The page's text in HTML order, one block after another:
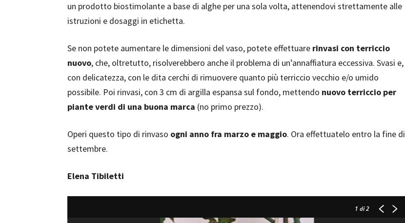
un prodotto biostimolante a base di alghe per una sola volta, attenendovi strettamente alle
istruzioni e dosaggi in etichetta.
Se non potete aumentare le dimensioni del vaso, potete effettuare rinvasi con terriccio
nuovo, che, oltretutto, risolverebbero anche il problema di un’annaffiatura eccessiva. Svasi e,
con delicatezza, con le dita cerchi di rimuovere quanto più terriccio vecchio e/o umido
possibile. Poi rinvasi, con 3 cm di argilla espansa sul fondo, mettendo nuovo terriccio per
piante verdi di una buona marca (no primo prezzo).
Operi questo tipo di rinvaso ogni anno fra marzo e maggio. Ora effettuatelo entro la fine di
settembre.
Elena Tibiletti
1 di 2